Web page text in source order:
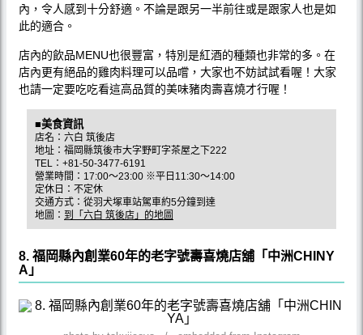
內，令人感到十分舒適。不論是跟另一半前往或是跟家人也是如
此的適合。
店內的飲品MENU也很豐富，特別是紅酒的種類也非常的多。在
店內更有絕品的雞肉料理可以品嚐，大家也不妨試試看喔！大家
也請一定要吃吃看這高品質的美味豬肉壽喜燒才行喔！
■美食資訊
店名：六白 筑後店
地址：福岡縣筑後市大字野町字茶屋之下222
TEL：+81-50-3477-6191
營業時間：17:00～23:00 ※平日11:30～14:00
定休日：不定休
交通方式：從羽犬塚車站駕車約5分鐘到達
地圖： 到「六白 筑後店」的地圖
8. 福岡縣內創業60年的老字號壽喜燒店舖「中洲CHINY
A」